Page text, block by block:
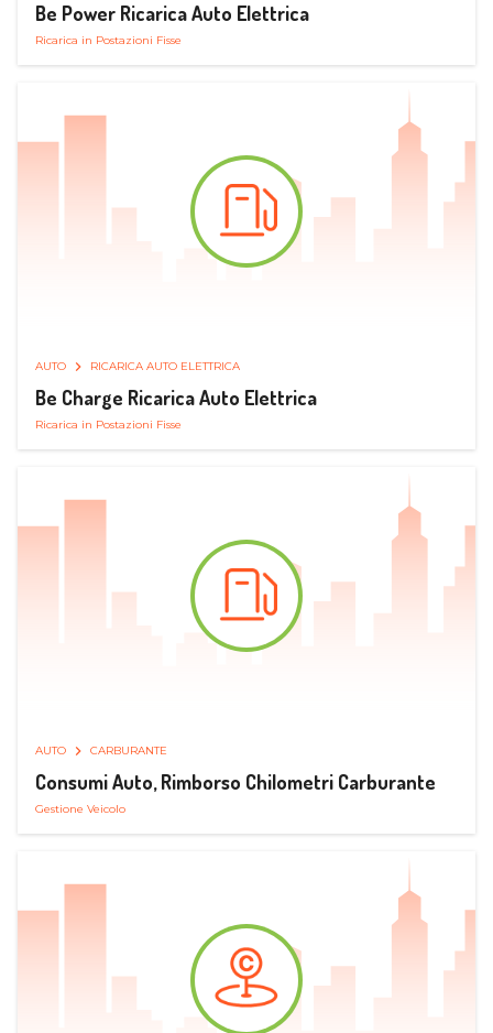
Be Power Ricarica Auto Elettrica
Ricarica in Postazioni Fisse
AUTO RICARICA AUTO ELETTRICA
Be Charge Ricarica Auto Elettrica
Ricarica in Postazioni Fisse
AUTO CARBURANTE
Consumi Auto, Rimborso Chilometri Carburante
Gestione Veicolo